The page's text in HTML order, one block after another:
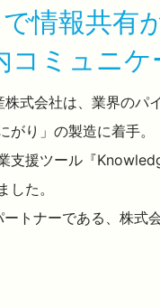
情報共有
コミュニ
式会社は、業界の
り」の製造に着手
支援ツール『
た。
トナーである、株式